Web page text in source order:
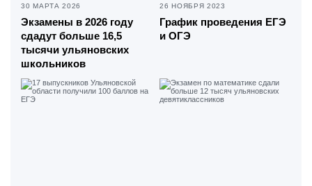
30 МАРТА 2026
Экзамены в 2026 году
сдадут больше 16,5
тысячи ульяновских
школьников
26 НОЯБРЯ 2023
График проведения ЕГЭ
и ОГЭ